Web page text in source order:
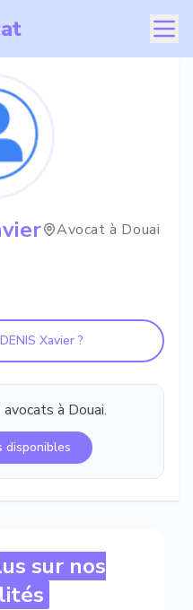
Avocat à Douai
DENIS Xavier?
à Douai.
disponibles
sur nos